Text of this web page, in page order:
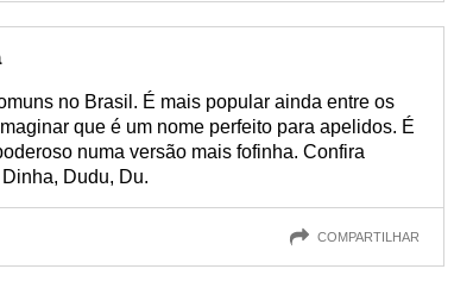
no Brasil. É mais popular ainda entre os
que é um nome perfeito para apelidos. É
numa versão mais fofinha. Confira
Dudu, Du.
COMPARTILHAR